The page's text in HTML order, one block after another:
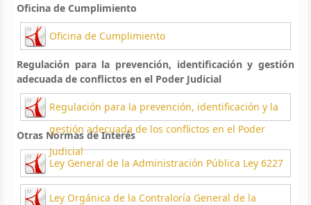
Oficina de Cumplimiento
Oficina de Cumplimiento
Regulación para la prevención, identificación y gestión
adecuada de conflictos en el Poder Judicial
Regulación para la prevención, identificación y la
gestión adecuada de los conflictos en el Poder
Judicial
Otras Normas de Interés
Ley General de la Administración Pública Ley 6227
Ley Orgánica de la Contraloría General de la